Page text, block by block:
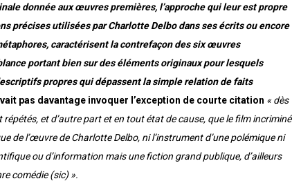
donnée aux œuvres premières, l’approche qui leur est propre
précises utilisées par Charlotte Delbo dans ses écrits ou encore
caractérisent la contrefaçon des six œuvres
portant bien sur des éléments originaux pour lesquels
propres qui dépassent la simple relation de faits
pas davantage invoquer l’exception de courte citation « dès
et d’autre part et en tout état de cause, que le film incriminé
de l’œuvre de Charlotte Delbo, ni l’instrument d’une polémique ni
ou d’information mais une fiction grand publique, d’ailleurs
comédie (sic) ».